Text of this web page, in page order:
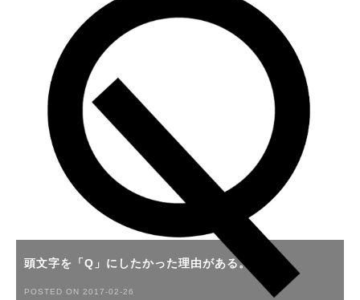
頭文字を「Q」にしたかった理由がある。
POSTED ON 2017-02-26